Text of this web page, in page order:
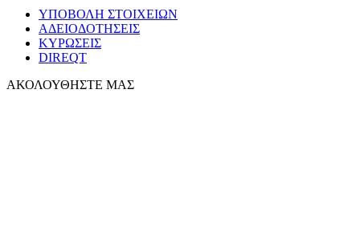
ΥΠΟΒΟΛΗ ΣΤΟΙΧΕΙΩΝ
ΑΔΕΙΟΔΟΤΗΣΕΙΣ
ΚΥΡΩΣΕΙΣ
DIREQT
ΑΚΟΛΟΥΘΗΣΤΕ ΜΑΣ